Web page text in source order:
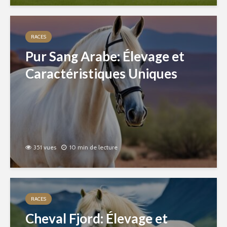
RACES
Pur Sang Arabe: Élevage et
Caractéristiques Uniques
351 vues 10 min de lecture
RACES
Cheval Fjord: Élevage et